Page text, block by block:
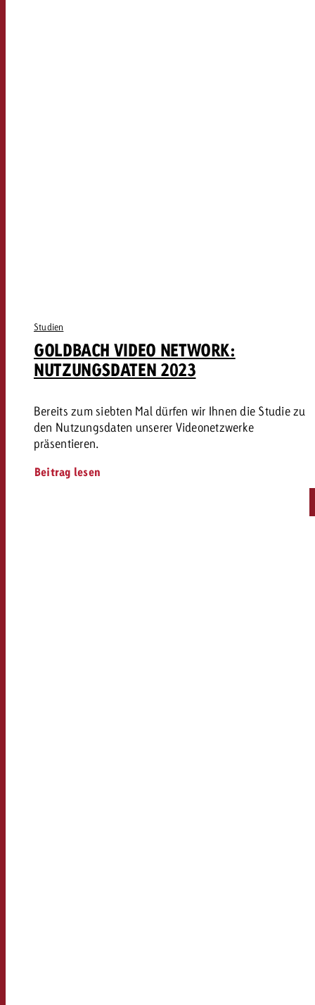
Studien
GOLDBACH VIDEO NETWORK:
NUTZUNGSDATEN 2023
Bereits zum siebten Mal dürfen wir Ihnen die Studie zu
den Nutzungsdaten unserer Videonetzwerke
präsentieren.
Beitrag lesen